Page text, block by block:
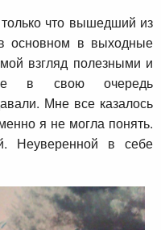
что вышедший из
основном в выходные
взгляд полезными и
в свою очередь
Мне все казалось
я не могла понять.
Неуверенной в себе